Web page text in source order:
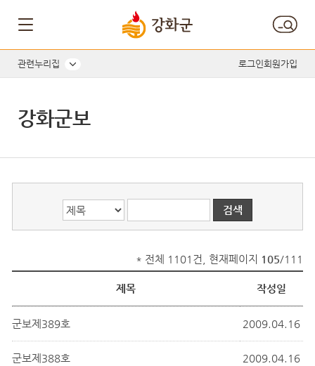
관련누리집 로그인회원가입
강화군보
* 전체 1101건, 현재페이지 105/111
제목 작성일
군보제389호 2009.04.16
군보제388호 2009.04.16